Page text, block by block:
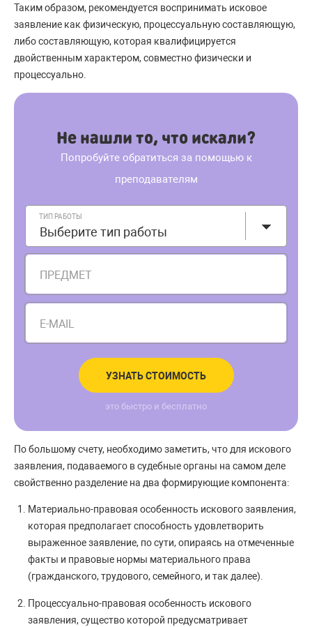
Таким образом, рекомендуется воспринимать исковое
заявление как физическую, процессуальную составляющую,
либо составляющую, которая квалифицируется
двойственным характером, совместно физически и
процессуально.
Не нашли то, что искали?
Попробуйте обратиться за помощью к
преподавателям
ТИП РАБОТЫ
Выберите тип работы
ПРЕДМЕТ
E-MAIL
УЗНАТЬ СТОИМОСТЬ
это быстро и бесплатно
По большому счету, необходимо заметить, что для искового
заявления, подаваемого в судебные органы на самом деле
свойственно разделение на два формирующие компонента:
Материально-правовая особенность искового заявления,
которая предполагает способность удовлетворить
выраженное заявление, по сути, опираясь на отмеченные
факты и правовые нормы материального права
(гражданского, трудового, семейного, и так далее).
Процессуально-правовая особенность искового
заявления, существо которой предусматривает